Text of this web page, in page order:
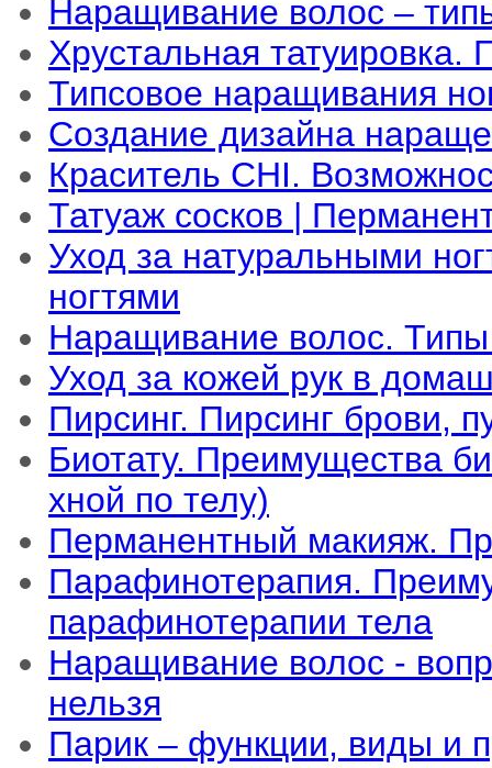
Наращивание волос –
Хрустальная татуировка.
Типсовое наращивания
Создание дизайна
Краситель CHI.
Татуаж сосков |
Уход за натуральными
ногтями
Наращивание волос.
Уход за кожей рук в
Пирсинг. Пирсинг брови,
Биотату. Преимущества
хной по телу)
Перманентный макияж.
Парафинотерапия.
парафинотерапии тела
Наращивание волос -
нельзя
Парик – функции, виды и